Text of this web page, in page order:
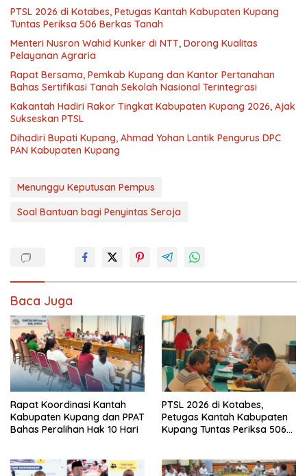
PTSL 2026 di Kotabes, Petugas Kantah Kabupaten Kupang
Tuntas Periksa 506 Berkas Tanah
Menteri Nusron Wahid Kunker di NTT, Dorong Kualitas
Pelayanan Agraria
Rapat Bersama, Pemkab Kupang dan Kantor Pertanahan
Bahas Sertifikasi Tanah Sekolah Nasional Terintegrasi
Kakantah Hadiri Rakor Tingkat Kabupaten Kupang 2026, Ajak
Sukseskan PTSL
Dihadiri Bupati Kupang, Ahmad Yohan Lantik Pengurus DPC
PAN Kabupaten Kupang
Menunggu Keputusan Pempus
Soal Bantuan bagi Penyintas Seroja
Baca Juga
Rapat Koordinasi Kantah
Kabupaten Kupang dan PPAT
Bahas Peralihan Hak 10 Hari
PTSL 2026 di Kotabes,
Petugas Kantah Kabupaten
Kupang Tuntas Periksa 506